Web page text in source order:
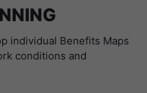
individual Benefits Maps
conditions and
来帮助降低请求速
限制在流量较高的网站
Besuchers für
zu speichern.
auf LinkedIn
信息